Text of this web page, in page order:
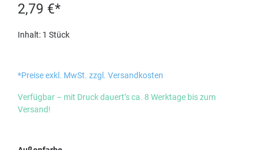
2,79 €*
Inhalt: 1 Stück
*Preise exkl. MwSt. zzgl. Versandkosten
Verfügbar – mit Druck dauert’s ca. 8 Werktage bis zum
Versand!